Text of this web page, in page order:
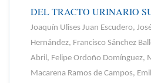
DEL TRACTO URINARIO
Joaquín Ulises Juan Escudero,
Hernández, Francisco Sánchez
Abril, Felipe Ordoño Domínguez,
Macarena Ramos de Campos,